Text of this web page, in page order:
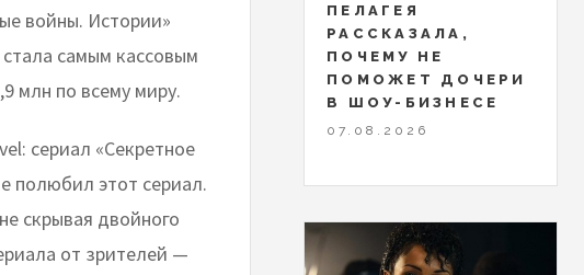
войны. Истории»
самым кассовым
млн по всему миру.
сериал «Секретное
полюбил этот сериал.
скрывая двойного
от зрителей —
ПЕЛАГЕЯ
РАССКАЗАЛА,
ПОЧЕМУ НЕ
ПОМОЖЕТ ДОЧЕРИ
В ШОУ-БИЗНЕСЕ
07.08.2026